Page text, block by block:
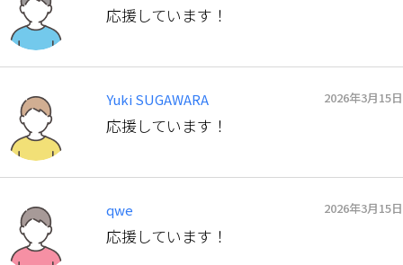
応援しています！
Yuki SUGAWARA 2026年3月15日
応援しています！
qwe 2026年3月15日
応援しています！